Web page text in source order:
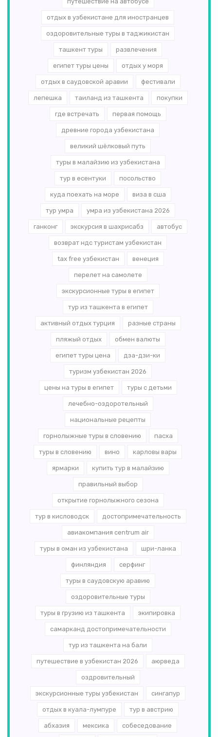
отдых в узбекистане для иностранцев
оздоровительные туры в таджикистан
ташкент туры развлечения
египет туры цены отдых у моря
отдых в саудовской аравии фестивали
лепешка таиланд из ташкента покупки
где встречать первая помощь
древние города узбекистана
великий шёлковый путь
туры в малайзию из узбекистана
тур в есентуки посольство
куда поехать на море виза в сша
тур умра умра из узбекистана 2026
ганконг экскурсия в шахрисабз автобус
возврат ндс туристам узбекистан
tax free узбекистан венеция
перелет на самолете
экскурсионные туры в египет
тур из ташкента в египет
активный отдых турция разные страны
пляжый отдых обмен валюты
египет туры цена дза-дзи-ки
туризм узбекистан 2026
цены на туры в египет туры с детьми
лечебно-оздоротельный
национальные рецепты
горнолыжные туры в словению пасха
туры в словению вино карловы вары
ярмарки купить тур в малайзию
правильный выбор
открытие горнолыжного сезона
тур в кисловодск достопримечательность
авиакомпания centrum air
туры в оман из узбекистана шри-ланка
финляндия серфинг
туры в саудовскую аравию
оздоровительные туры
туры в грузию из ташкента экипировка
самарканд достопримечательности
тур из ташкента на бали
путешествие в узбекистан 2026 аюрведа
оздровительный
экскурсионные туры узбекистан сингапур
отдых в куала-лумпуре тур в австрию
абхазия мексика собеседование